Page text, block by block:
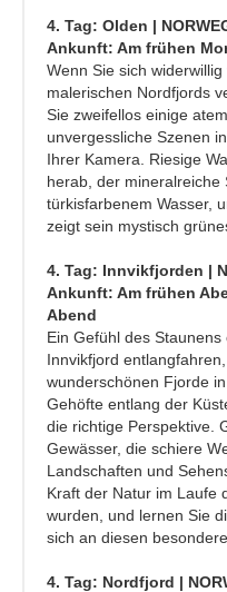
4. Tag: Olden |
Ankunft: Am frühen
Wenn Sie sich
malerischen Nordfjords
Sie zweifellos einige
unvergessliche Szenen
Ihrer Kamera. Riesige
herab, der mineralreiche
türkisfarbenem Wasser,
zeigt sein mystisch
4. Tag: Innvikfjorden |
Ankunft: Am frühen
Abend
Ein Gefühl des
Innvikfjord
wunderschönen Fjorde
Gehöfte entlang der
die richtige Perspektive.
Gewässer, die schiere
Landschaften und
Kraft der Natur im Laufe
wurden, und lernen Sie
sich an diesen
4. Tag: Nordfjord |